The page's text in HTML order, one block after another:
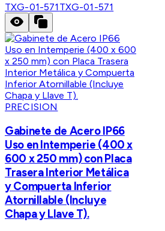
TXG-01-571 TXG-01-571
PRECISION
Gabinete de Acero IP66
Uso en Intemperie (400 x
600 x 250 mm) con Placa
Trasera Interior Metálica
y Compuerta Inferior
Atornillable (Incluye
Chapa y Llave T).